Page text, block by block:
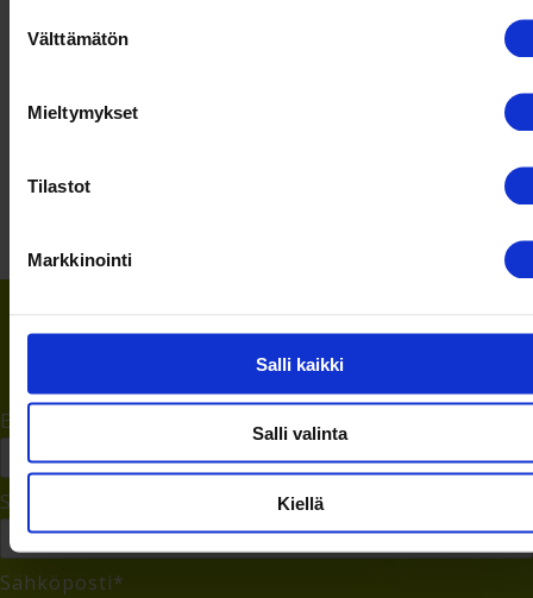
valinta
Välttämätön
Mieltymykset
Tilastot
Markkinointi
Salli kaikki
Salli valinta
Kiellä
Tilaa uutiskirje
Etunimi
Sukunimi
Sähköposti*